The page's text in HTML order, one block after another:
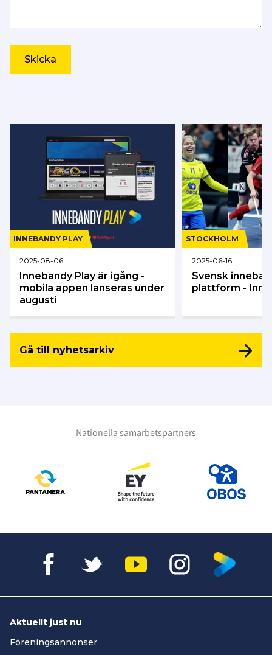
INNEBANDY PLAY
2025-08-06
Innebandy Play är igång -
mobila appen lanseras under
augusti
STOCKHOLM
2025-06-16
Svensk
plattform -
Gå till nyhetsarkiv
Nationella samarbetspartners
Aktuellt just nu
Föreningsannonser